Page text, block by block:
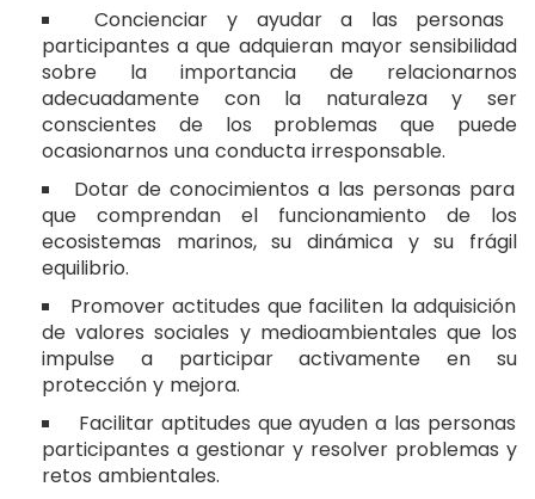
Concienciar y ayudar a las personas
participantes a que adquieran mayor sensibilidad
sobre la importancia de relacionarnos
adecuadamente con la naturaleza y ser
conscientes de los problemas que puede
ocasionarnos una conducta irresponsable.
Dotar de conocimientos a las personas para
que comprendan el funcionamiento de los
ecosistemas marinos, su dinámica y su frágil
equilibrio.
Promover actitudes que faciliten la adquisición
de valores sociales y medioambientales que los
impulse a participar activamente en su
protección y mejora.
Facilitar aptitudes que ayuden a las personas
participantes a gestionar y resolver problemas y
retos ambientales.